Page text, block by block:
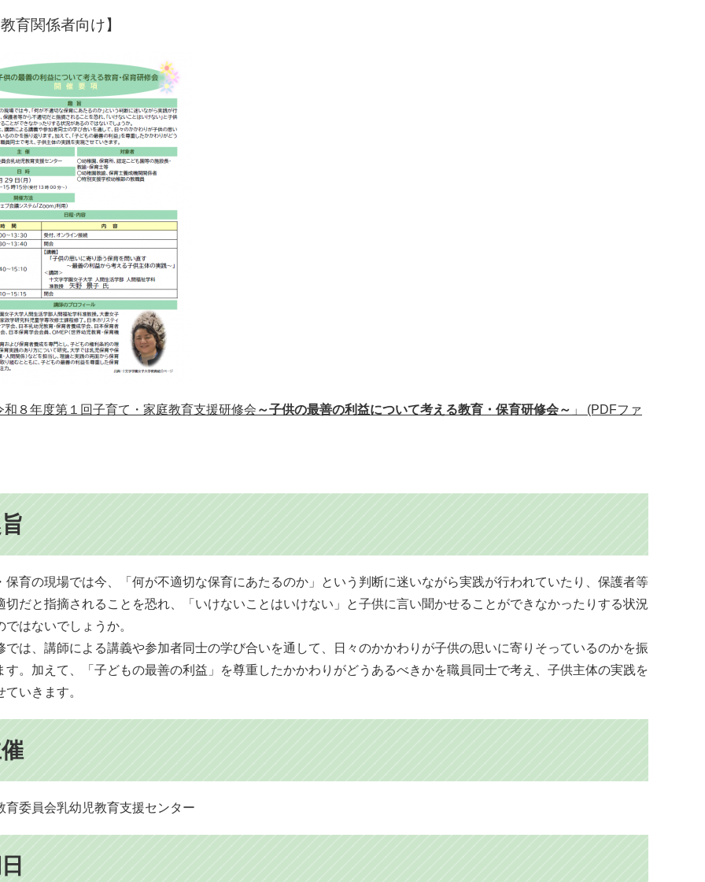
育関係者向け】
和８年度第１回子育て・家庭教育支援研修会 ～子供の最善の利益について考える教育・保育研修会～ 」 (PDFファ
育の現場では今、「何が不適切な保育にあたるのか」という判断に迷いながら実践が行われていたり、保護者等
切だと指摘されることを恐れ、「いけないことはいけない」と子供に言い聞かせることができなかったりする状況
ではないでしょうか。
は、講師による講義や参加者同士の学び合いを通して、日々のかかわりが子供の思いに寄りそっているのかを振
す。加えて、「子どもの最善の利益」を尊重したかかわりがどうあるべきかを職員同士で考え、子供主体の実践を
ていきます。
育委員会乳幼児教育支援センター